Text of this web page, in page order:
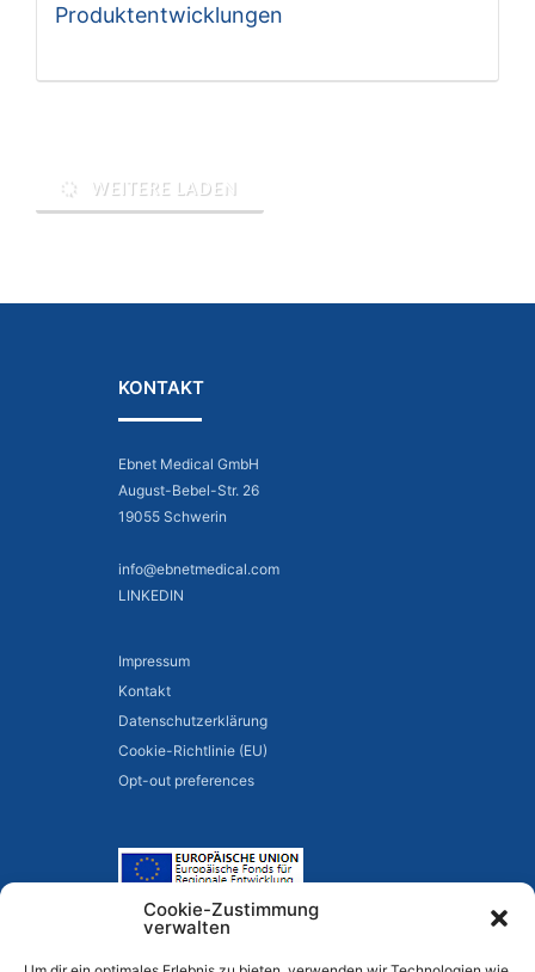
Cookie-Zustimmung
verwalten
Produktentwicklungen
WEITERE LADEN
KONTAKT
Ebnet Medical GmbH
August-Bebel-Str. 26
19055 Schwerin
info@ebnetmedical.com
LINKEDIN
Impressum
Kontakt
Datenschutzerklärung
Cookie-Richtlinie (EU)
Opt-out preferences